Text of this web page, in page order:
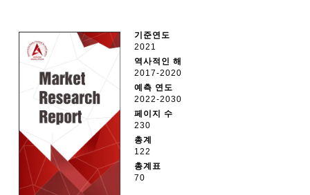
기준연도
2021
역사적인 해
2017-2020
예측 연도
2022-2030
페이지 수
230
총계
122
총계표
70